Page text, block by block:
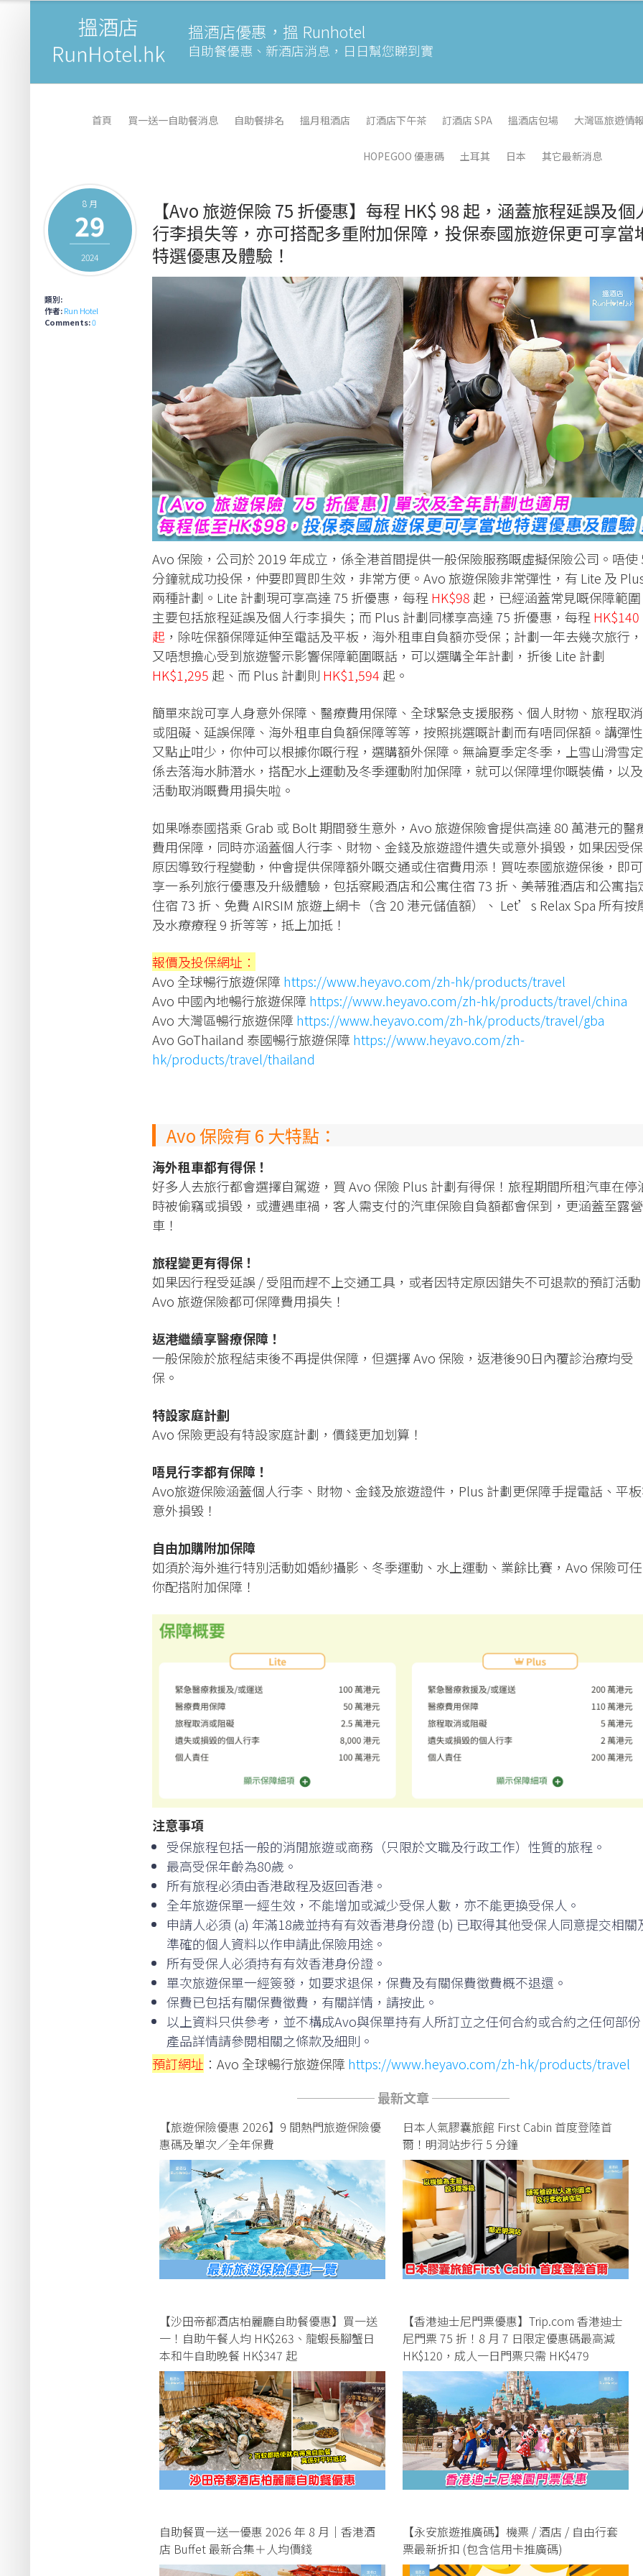
搵酒店優惠，搵 Runhotel
自助餐優惠、新酒店消息， 日日幫您睇到實
首頁 買一送一自助餐消息 自助餐排名 搵月租酒店 訂酒店下午茶 訂酒店 SPA 搵酒店包場 大灣區旅遊情
HOPEGOO 優惠碼 土耳其 日本 其它最新消息
8 月
29
2024
類別:
作者:Run Hotel
Comments:0
【Avo 旅遊保險 75 折優惠】每程 HK$ 98 起，涵蓋旅程延誤及個
行李損失等，亦可搭配多重附加保障，投保泰國旅遊保更可享當
特選優惠及體驗！
Avo 保險，公司於 2019 年成立，係全港首間提供一般保險服務嘅虛擬保險公司。唔使
分鐘就成功投保，仲要即買即生效，非常方便。Avo 旅遊保險非常彈性，有 Lite 及
兩種計劃。Lite 計劃現可享高達 75 折優惠，每程 HK$98 起，已經涵蓋常見嘅保障範
主要包括旅程延誤及個人行李損失；而 Plus 計劃同樣享高達 75 折優惠，每程 HK$140
起 ，除咗保額保障延伸至電話及平板，海外租車自負額亦受保；計劃一年去幾次旅行，
又唔想擔心受到旅遊警示影響保障範圍嘅話，可以選購全年計劃，折後 Lite 計劃
HK$1,295 起、而 Plus 計劃則 HK$1,594 起。
簡單來說可享人身意外保障、醫療費用保障、全球緊急支援服務、個人財物、旅程取消
或阻礙、延誤保障、海外租車自負額保障等等，按照挑選嘅計劃而有唔同保額。講彈性
又點止咁少，你仲可以根據你嘅行程，選購額外保障。無論夏季定冬季，上雪山滑雪定
係去落海水肺潛水，搭配水上運動及冬季運動附加保障，就可以保障埋你嘅裝備，以及
活動取消嘅費用損失啦。
如果喺泰國搭乘 Grab 或 Bolt 期間發生意外，Avo 旅遊保險會提供高達 80 萬港元的醫
費用保障，同時亦涵蓋個人行李、財物、金錢及旅遊證件遺失或意外損毀，如果因受保
原因導致行程變動，仲會提供保障額外嘅交通或住宿費用添！買咗泰國旅遊保後，即可
享一系列旅行優惠及升級體驗，包括察殿酒店和公寓住宿 73 折、美蒂雅酒店和公寓指
住宿 73 折、免費 AIRSIM 旅遊上網卡（含 20 港元儲值額）、 Let’s Relax Spa 所有按
及水療療程 9 折等等，抵上加抵！
報價及投保網址：
Avo 全球暢行旅遊保障https://www.heyavo.com/zh-hk/products/travel
Avo 中國內地暢行旅遊保障https://www.heyavo.com/zh-hk/products/travel/china
Avo 大灣區暢行旅遊保障https://www.heyavo.com/zh-hk/products/travel/gba
Avo GoThailand 泰國暢行旅遊保障https://www.heyavo.com/zh-
hk/products/travel/thailand
Avo 保險有 6 大特點：
海外租車都有得保！
好多人去旅行都會選擇自駕遊，買 Avo 保險 Plus 計劃有得保！旅程期間所租汽車在停
時被偷竊或損毀，或遭遇車禍，客人需支付的汽車保險自負額都會保到，更涵蓋至露營
車！
旅程變更有得保！
如果因行程受延誤 / 受阻而趕不上交通工具，或者因特定原因錯失不可退款的預訂活
Avo 旅遊保險都可保障費用損失！
返港繼續享醫療保障！
一般保險於旅程結束後不再提供保障，但選擇 Avo 保險，返港後90日內覆診治療均受
保。
特設家庭計劃
Avo 保險更設有特設家庭計劃，價錢更加划算！
唔見行李都有保障！
Avo旅遊保險涵蓋個人行李、財物、金錢及旅遊證件，Plus 計劃更保障手提電話、平
意外損毀！
自由加購附加保障
如須於海外進行特別活動如婚紗攝影、冬季運動、水上運動、業餘比賽，Avo 保險可任
你配搭附加保障！
注意事項
受保旅程包括一般的消閒旅遊或商務（只限於文職及行政工作）性質的旅程。
最高受保年齡為80歲。
所有旅程必須由香港啟程及返回香港。
全年旅遊保單一經生效，不能增加或減少受保人數，亦不能更換受保人。
申請人必須 (a) 年滿18歲並持有有效香港身份證 (b) 已取得其他受保人同意提交相關
準確的個人資料以作申請此保險用途。
所有受保人必須持有有效香港身份證。
單次旅遊保單一經簽發，如要求退保，保費及有關保費徵費概不退還。
保費已包括有關保費徵費，有關詳情，請按此。
以上資料只供參考，並不構成Avo與保單持有人所訂立之任何合約或合約之任何部
產品詳情請參閱相關之條款及細則。
預訂網址 ：Avo 全球暢行旅遊保障https://www.heyavo.com/zh-hk/products/travel
────── 最新文章 ──────
【旅遊保險優惠 2026】9 間熱門旅遊保險優
惠碼及單次／全年保費
日本人氣膠囊旅館 First Cabin 首度登陸首
爾！明洞站步行 5 分鐘
【沙田帝都酒店柏麗廳自助餐優惠】買一送
一！自助午餐人均 HK$263、龍蝦長腳蟹日
本和牛自助晚餐 HK$347 起
【香港迪士尼門票優惠】Trip.com 香港迪士
尼門票 75 折！8 月 7 日限定優惠碼最高減
HK$120，成人一日門票只需 HK$479
自助餐買一送一優惠 2026 年 8 月｜香港酒
店 Buffet 最新合集＋人均價錢
【永安旅遊推廣碼】機票 / 酒店 / 自由行套
票最新折扣 (包含信用卡推廣碼)